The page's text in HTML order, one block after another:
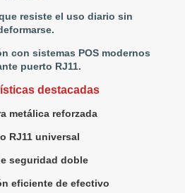
resiste el uso diario sin
con sistemas POS modernos
puerto RJ11.
destacadas
metálica reforzada
RJ11 universal
seguridad doble
eficiente de efectivo